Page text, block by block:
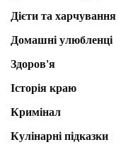
Дієти та харчування
Домашні улюбленці
Здоров'я
Історія краю
Кримінал
Кулінарні підказки